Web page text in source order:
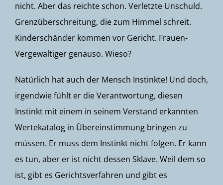
nicht. Aber das reichte schon. Verletzte Unschuld.
Grenzüberschreitung, die zum Himmel schreit.
Kinderschänder kommen vor Gericht. Frauen-
Vergewaltiger genauso. Wieso?
Natürlich hat auch der Mensch Instinkte! Und doch,
irgendwie fühlt er die Verantwortung, diesen
Instinkt mit einem in seinem Verstand erkannten
Wertekatalog in Übereinstimmung bringen zu
müssen. Er muss dem Instinkt nicht folgen. Er kann
es tun, aber er ist nicht dessen Sklave. Weil dem so
ist, gibt es Gerichtsverfahren und gibt es